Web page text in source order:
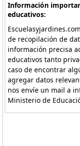
Información
educativos:
de recopilación de
información precisa
educativos tanto
caso de encontrar
agregar datos
nos envíe un mail a
Ministerio de